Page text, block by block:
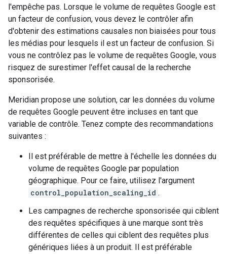
l'empêche pas. Lorsque le volume de requêtes Google est
un facteur de confusion, vous devez le contrôler afin
d'obtenir des estimations causales non biaisées pour tous
les médias pour lesquels il est un facteur de confusion. Si
vous ne contrôlez pas le volume de requêtes Google, vous
risquez de surestimer l'effet causal de la recherche
sponsorisée.
Meridian propose une solution, car les données du volume
de requêtes Google peuvent être incluses en tant que
variable de contrôle. Tenez compte des recommandations
suivantes :
Il est préférable de mettre à l'échelle les données du
volume de requêtes Google par population
géographique. Pour ce faire, utilisez l'argument
control_population_scaling_id .
Les campagnes de recherche sponsorisée qui ciblent
des requêtes spécifiques à une marque sont très
différentes de celles qui ciblent des requêtes plus
génériques liées à un produit. Il est préférable